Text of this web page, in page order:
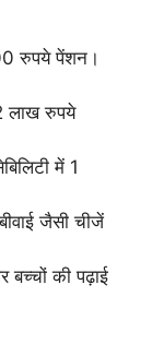
रुपये पेंशन।
लाख रुपये
में 1
जैसी चीजें
की पढ़ाई